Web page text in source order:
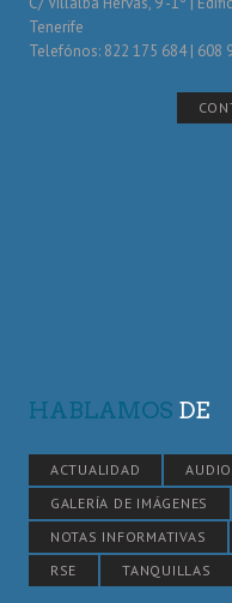
Tenerife
Telefónos: 822 175 684 | 608
HABLAMOS DE
ACTUALIDAD
GALERÍA DE IMÁGENES
NOTAS INFORMATIVAS
RSE
TANQUILLAS